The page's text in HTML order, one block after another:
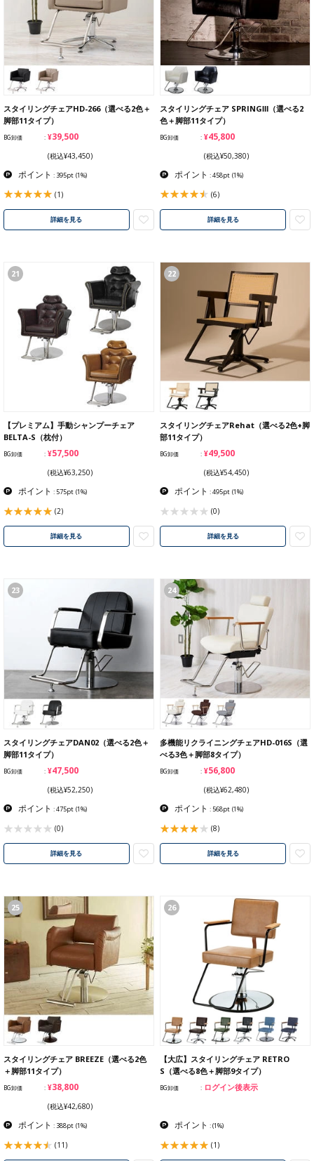
スタイリングチェアHD-266（選べる2色＋
脚部11タイプ）
BG卸価 ¥39,500
(税込¥43,450)
ポイント : 395pt (1%)
(1)
詳細を見る
スタイリングチェア SPRINGⅢ（選べる2
色＋脚部11タイプ）
BG卸価 ¥45,800
(税込¥50,380)
ポイント : 458pt (1%)
(6)
詳細を見る
21
【プレミアム】手動シャンプーチェア
BELTA-S（枕付）
BG卸価 ¥57,500
(税込¥63,250)
ポイント : 575pt (1%)
(2)
詳細を見る
22
スタイリングチェアRehat（選べる2色+脚
部11タイプ）
BG卸価 ¥49,500
(税込¥54,450)
ポイント : 495pt (1%)
(0)
詳細を見る
23
スタイリングチェアDAN02（選べる2色＋
脚部11タイプ）
BG卸価 ¥47,500
(税込¥52,250)
ポイント : 475pt (1%)
(0)
詳細を見る
24
多機能リクライニングチェアHD-016S（選
べる3色＋脚部8タイプ）
BG卸価 ¥56,800
(税込¥62,480)
ポイント : 568pt (1%)
(8)
詳細を見る
25
スタイリングチェア BREEZE（選べる2色
＋脚部11タイプ）
BG卸価 ¥38,800
(税込¥42,680)
ポイント : 388pt (1%)
(11)
26
【大広】スタイリングチェア RETRO
S（選べる8色＋脚部9タイプ）
BG卸価 ログイン後表示
ポイント :(1%)
(1)